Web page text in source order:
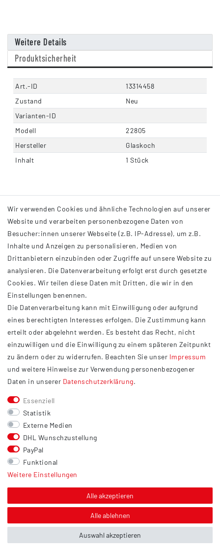
Weitere Details
Produktsicherheit
Art.-ID
13314458
Zustand
Neu
Varianten-ID
Modell
22805
Hersteller
Glaskoch
Inhalt
1 Stück
INFORMATIONEN
AGB
Impressum
Datenschutzerklärung
Widerrufsrecht
Barrierefreiheit
Service
Kontakt
Versand
Zahlung
Vertrag widerrufen
Sonstiges
Hinweis zur Entsorgung von Altbatterien & Altöl
Über uns
Wir verwenden Cookies und ähnliche Technologien auf unserer
Website und verarbeiten personenbezogene Daten von
Besucher:innen unserer Webseite (z.B. IP-Adresse), um z.B.
Inhalte und Anzeigen zu personalisieren, Medien von
Drittanbietern einzubinden oder Zugriffe auf unsere Website zu
analysieren. Die Datenverarbeitung erfolgt erst durch gesetzte
Cookies. Wir teilen diese Daten mit Dritten, die wir in den
Einstellungen benennen.
Die Datenverarbeitung kann mit Einwilligung oder aufgrund
eines berechtigten Interesses erfolgen. Die Zustimmung kann
erteilt oder abgelehnt werden. Es besteht das Recht, nicht
einzuwilligen und die Einwilligung zu einem späteren Zeitpunkt
zu ändern oder zu widerrufen. Beachten Sie unser Impressum
und weitere Hinweise zur Verwendung personenbezogener
Daten in unserer Daten­schutz­erklärung.
Essenziell
Statistik
Externe Medien
DHL Wunschzustellung
PayPal
Funktional
Weitere Einstellungen
Alle akzeptieren
Alle ablehnen
Auswahl akzeptieren